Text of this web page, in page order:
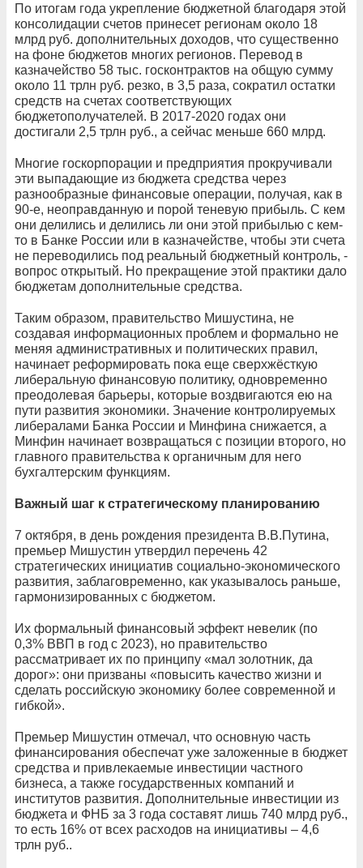
По итогам года укрепление бюджетной благодаря этой
консолидации счетов принесет регионам около 18
млрд руб. дополнительных доходов, что существенно
на фоне бюджетов многих регионов. Перевод в
казначейство 58 тыс. госконтрактов на общую сумму
около 11 трлн руб. резко, в 3,5 раза, сократил остатки
средств на счетах соответствующих
бюджетополучателей. В 2017-2020 годах они
достигали 2,5 трлн руб., а сейчас меньше 660 млрд.
Многие госкорпорации и предприятия прокручивали
эти выпадающие из бюджета средства через
разнообразные финансовые операции, получая, как в
90-е, неоправданную и порой теневую прибыль. С кем
они делились и делились ли они этой прибылью с кем-
то в Банке России или в казначействе, чтобы эти счета
не переводились под реальный бюджетный контроль, -
вопрос открытый. Но прекращение этой практики дало
бюджетам дополнительные средства.
Таким образом, правительство Мишустина, не
создавая информационных проблем и формально не
меняя административных и политических правил,
начинает реформировать пока еще сверхжёсткую
либеральную финансовую политику, одновременно
преодолевая барьеры, которые воздвигаются ею на
пути развития экономики. Значение контролируемых
либералами Банка России и Минфина снижается, а
Минфин начинает возвращаться с позиции второго, но
главного правительства к органичным для него
бухгалтерским функциям.
Важный шаг к стратегическому планированию
7 октября, в день рождения президента В.В.Путина,
премьер Мишустин утвердил перечень 42
стратегических инициатив социально-экономического
развития, заблаговременно, как указывалось раньше,
гармонизированных с бюджетом.
Их формальный финансовый эффект невелик (по
0,3% ВВП в год с 2023), но правительство
рассматривает их по принципу «мал золотник, да
дорог»: они призваны «повысить качество жизни и
сделать российскую экономику более современной и
гибкой».
Премьер Мишустин отмечал, что основную часть
финансирования обеспечат уже заложенные в бюджет
средства и привлекаемые инвестиции частного
бизнеса, а также государственных компаний и
институтов развития. Дополнительные инвестиции из
бюджета и ФНБ за 3 года составят лишь 740 млрд руб.,
то есть 16% от всех расходов на инициативы – 4,6
трлн руб..